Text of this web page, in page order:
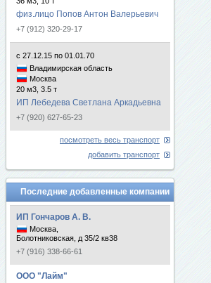
физ.лицо Попов Антон Валерьевич
+7 (912) 320-29-17
с 27.12.15 по 01.01.70
Владимирская область
Москва
20 м3, 3.5 т
ИП Лебедева Светлана Аркадьевна
+7 (920) 627-65-23
посмотреть весь транспорт
добавить транспорт
Последние добавленные компании
ИП Гончаров А. В.
Москва,
Болотниковская, д 35/2 кв38
+7 (916) 338-66-61
ООО "Лайм"